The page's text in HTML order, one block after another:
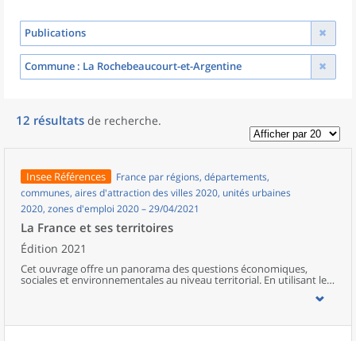
Publications
Commune : La Rochebeaucourt-et-Argentine
12 résultats de recherche.
Insee Références
France par régions, départements,
communes, aires d'attraction des villes 2020, unités urbaines
2020, zones d'emploi 2020 – 29/04/2021
La France et ses territoires
Édition 2021
Cet ouvrage offre un panorama des questions économiques,
sociales et environnementales au niveau territorial. En utilisant les
disparités géographiques en France, sur les forces et faiblesses des
population.